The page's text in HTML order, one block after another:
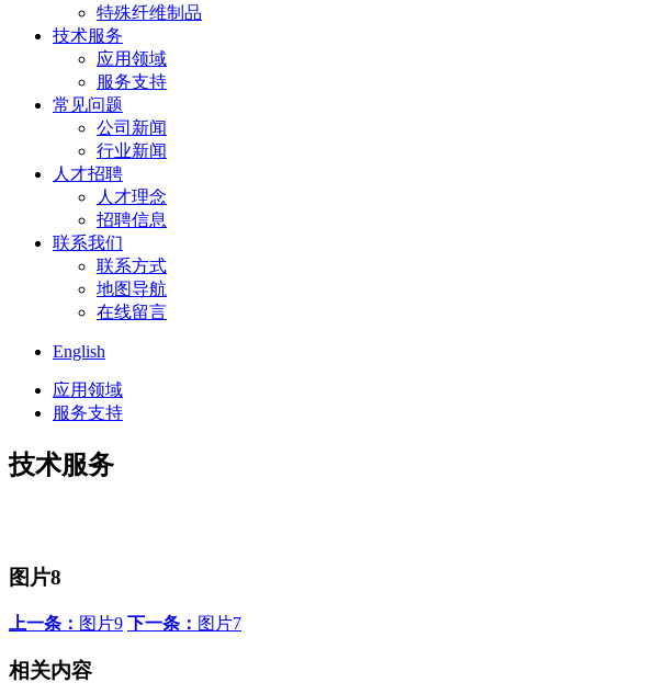
特殊纤维制品
技术服务
应用领域
服务支持
常见问题
公司新闻
行业新闻
人才招聘
人才理念
招聘信息
联系我们
联系方式
地图导航
在线留言
English
应用领域
服务支持
技术服务
图片8
上一条： 图片9 下一条： 图片7
相关内容